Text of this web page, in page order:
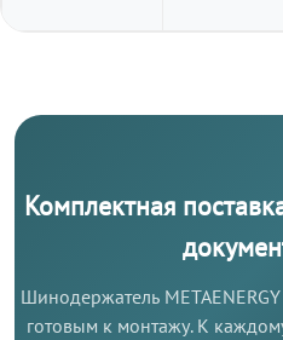
Комплектная
Шинодержатель
готовым к монтажу. К